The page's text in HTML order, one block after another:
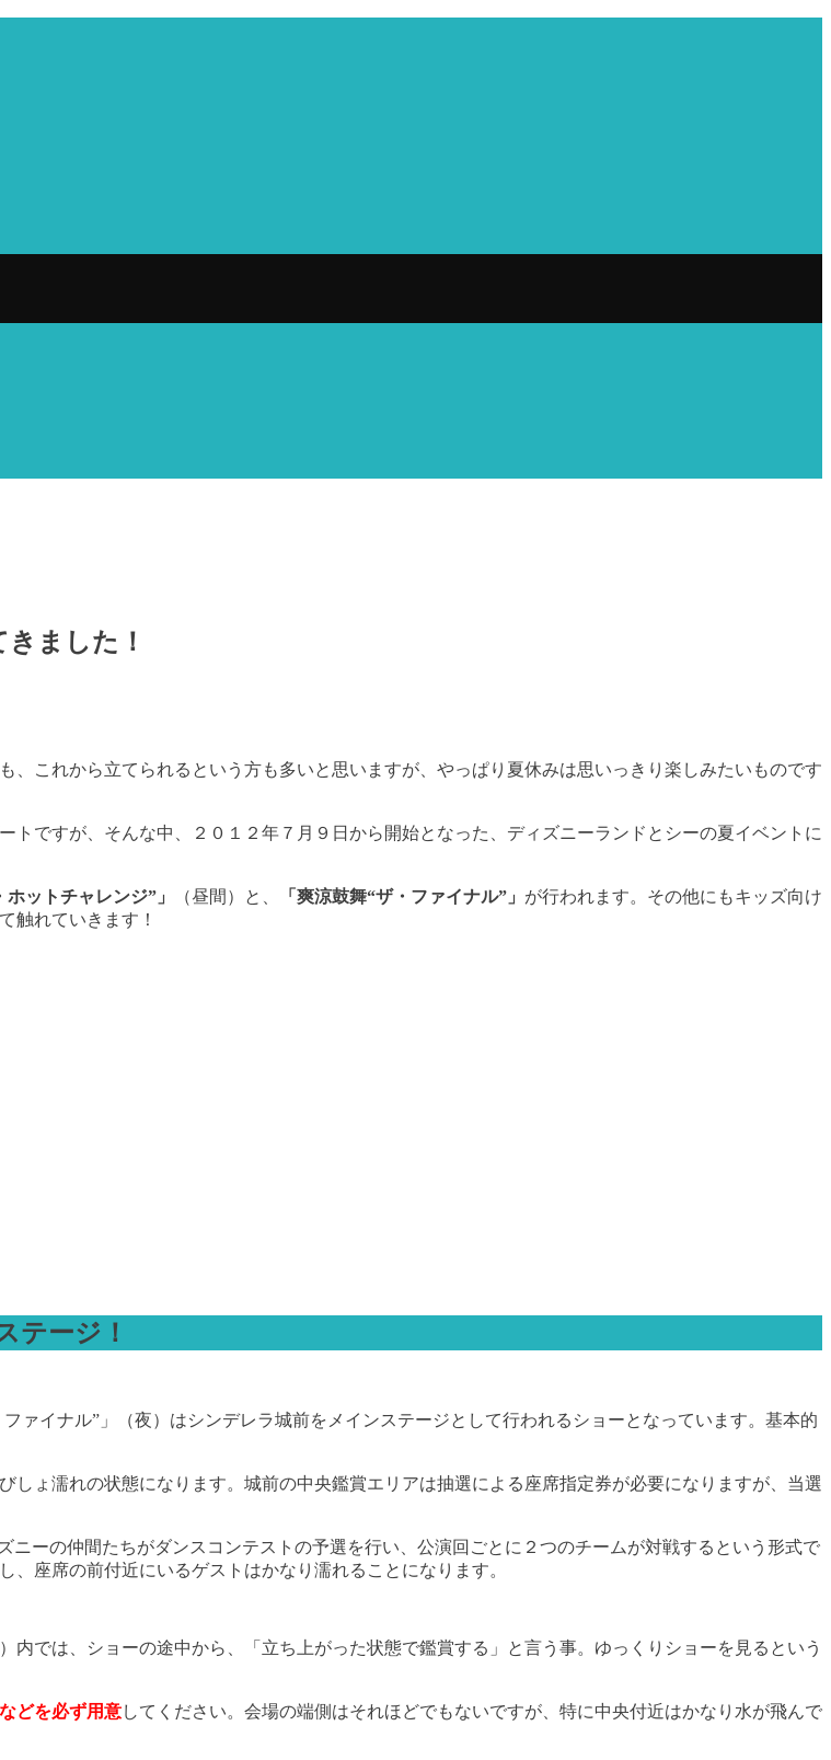
ました！
これから立てられるという方も多いと思いますが、やっぱり夏休みは思いっきり楽しみたいものです
ですが、そんな中、２０１２年７月９日から開始となった、ディズニーランドとシーの夏イベントに
ホットチャレンジ”」 （昼間）と、 「爽涼鼓舞“ザ・ファイナル”」 が行われます。その他にもキッズ向け
触れていきます！
テージ！
ァイナル”」（夜）はシンデレラ城前をメインステージとして行われるショーとなっています。基本的
ょ濡れの状態になります。城前の中央鑑賞エリアは抽選による座席指定券が必要になりますが、当選
ーの仲間たちがダンスコンテストの予選を行い、公演回ごとに２つのチームが対戦するという形式で
座席の前付近にいるゲストはかなり濡れることになります。
では、ショーの途中から、「立ち上がった状態で鑑賞する」と言う事。ゆっくりショーを見るという
どを必ず用意してください。会場の端側はそれほどでもないですが、特に中央付近はかなり水が飛んで